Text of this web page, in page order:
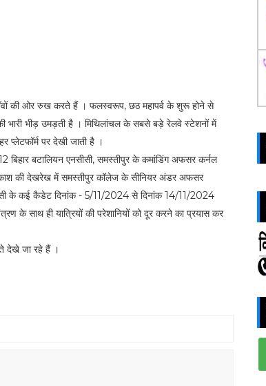
गाँवों की ओर रुख करते हैं । फलस्वरूप, छठ महापर्व के शुरू होने से
भारी भीड़ उमड़ती है । मिथिलांचल के सबसे बड़े रेलवे स्टेशनों में
प्लेटफॉर्म पर देखी जाती है ।
बिहार बटालियन एनसीसी, समस्तीपुर के कमांडिंग अफसर कर्नल
की देखरेख में समस्तीपुर कॉलेज के सीनियर अंडर अफसर
के कई कैडेट दिनांक - 5/11/2024 से दिनांक 14/11/2024
के साथ ही यात्रियों की परेशानियों को दूर करने का प्रयास कर
देखे जा रहे हैं ।